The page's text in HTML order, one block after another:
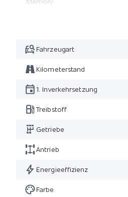
Ladekabel
Fahrzeugart
Kilometerstand
1. Inverkehrsetzung
Treibstoff
Getriebe
Antrieb
Energieeffizienz
Farbe